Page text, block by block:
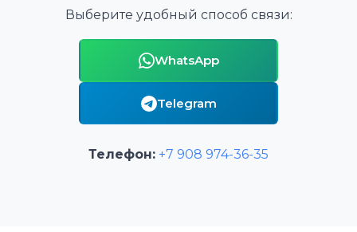
Выберите удобный способ связи:
WhatsApp
Telegram
Телефон: +7 908 974-36-35